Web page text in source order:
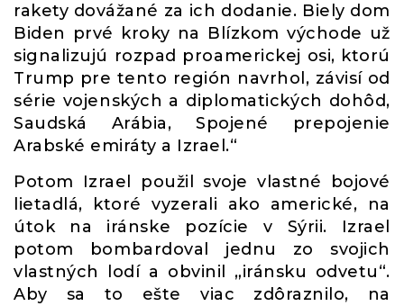
rakety dovážané za ich dodanie. Biely dom
Biden prvé kroky na Blízkom východe už
signalizujú rozpad proamerickej osi, ktorú
Trump pre tento región navrhol, závisí od
série vojenských a diplomatických dohôd,
Saudská Arábia, Spojené prepojenie
Arabské emiráty a Izrael.“
Potom Izrael použil svoje vlastné bojové
lietadlá, ktoré vyzerali ako americké, na
útok na iránske pozície v Sýrii. Izrael
potom bombardoval jednu zo svojich
vlastných lodí a obvinil „iránsku odvetu“.
Aby sa to ešte viac zdôraznilo, na